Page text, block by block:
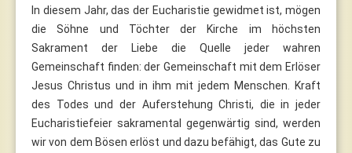
In diesem Jahr, das der Eucharistie gewidmet ist, mögen
die Söhne und Töchter der Kirche im höchsten
Sakrament der Liebe die Quelle jeder wahren
Gemeinschaft finden: der Gemeinschaft mit dem Erlöser
Jesus Christus und in ihm mit jedem Menschen. Kraft
des Todes und der Auferstehung Christi, die in jeder
Eucharistiefeier sakramental gegenwärtig sind, werden
wir von dem Bösen erlöst und dazu befähigt, das Gute zu